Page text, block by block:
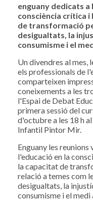
enguany dedicats a
consciència crítica i
de transformació
desigualtats, la
consumisme i el
Un divendres al mes,
els professionals de
comparteixen
coneixements a les
l'Espai de Debat
primera sessió del
d'octubre a les 18 h
Infantil Pintor Mir.
Enguany les reunions
l'educació en la
la capacitat de
relació a temes com
desigualtats, la
consumisme i el